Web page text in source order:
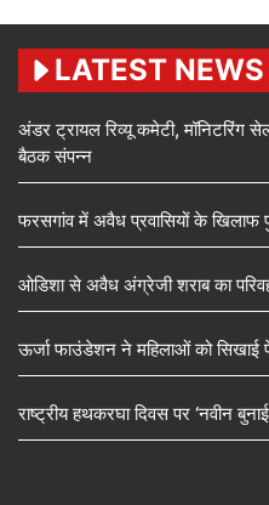
LATEST NEWS
अंडर ट्रायल रिव्यू कमेटी,
बैठक संपन्न
फरसगांव में अवैध प्रवासियों के
ओडिशा से अवैध अंग्रेजी शराब का
ऊर्जा फाउंडेशन ने महिलाओं को सिखाई
राष्ट्रीय हथकरघा दिवस पर ‘नवीन